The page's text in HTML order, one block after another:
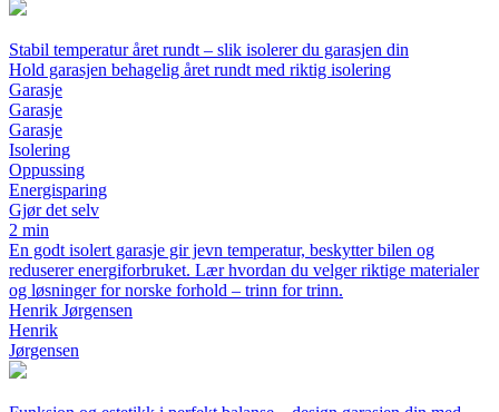
Stabil temperatur året rundt – slik isolerer du garasjen din
Hold garasjen behagelig året rundt med riktig isolering
Garasje
Garasje
Garasje
Isolering
Oppussing
Energisparing
Gjør det selv
2 min
En godt isolert garasje gir jevn temperatur, beskytter bilen og
reduserer energiforbruket. Lær hvordan du velger riktige materialer
og løsninger for norske forhold – trinn for trinn.
Henrik Jørgensen
Henrik
Jørgensen